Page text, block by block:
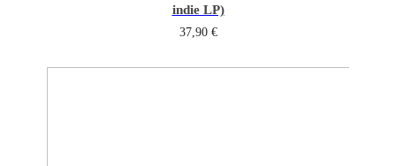
indie LP)
37,90 €